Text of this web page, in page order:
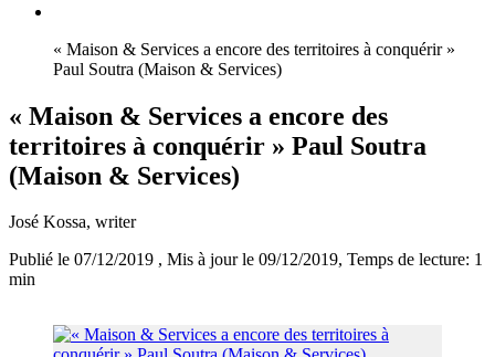
« Maison & Services a encore des territoires à conquérir »
Paul Soutra (Maison & Services)
« Maison & Services a encore des
territoires à conquérir » Paul Soutra
(Maison & Services)
José Kossa, writer
Publié le 07/12/2019 , Mis à jour le 09/12/2019, Temps de lecture: 1
min